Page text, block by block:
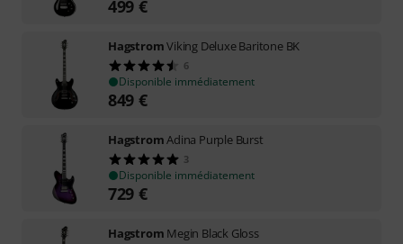
499 €
HagstromViking Deluxe Baritone BK
6
Disponible immédiatement
849 €
HagstromAdina Purple Burst
3
Disponible immédiatement
729 €
Hagstrom Megin Black Gloss